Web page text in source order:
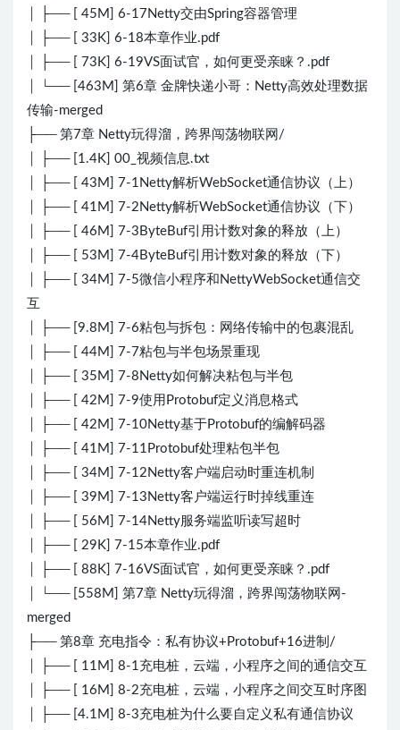
│ ├── [ 45M] 6-17Netty交由Spring容器管理
│ ├── [ 33K] 6-18本章作业.pdf
│ ├── [ 73K] 6-19VS面试官，如何更受亲睐？.pdf
│ └── [463M] 第6章 金牌快递小哥：Netty高效处理数据
传输-merged
├── 第7章 Netty玩得溜，跨界闯荡物联网/
│ ├── [1.4K] 00_视频信息.txt
│ ├── [ 43M] 7-1Netty解析WebSocket通信协议（上）
│ ├── [ 41M] 7-2Netty解析WebSocket通信协议（下）
│ ├── [ 46M] 7-3ByteBuf引用计数对象的释放（上）
│ ├── [ 53M] 7-4ByteBuf引用计数对象的释放（下）
│ ├── [ 34M] 7-5微信小程序和NettyWebSocket通信交
互
│ ├── [9.8M] 7-6粘包与拆包：网络传输中的包裹混乱
│ ├── [ 44M] 7-7粘包与半包场景重现
│ ├── [ 35M] 7-8Netty如何解决粘包与半包
│ ├── [ 42M] 7-9使用Protobuf定义消息格式
│ ├── [ 42M] 7-10Netty基于Protobuf的编解码器
│ ├── [ 41M] 7-11Protobuf处理粘包半包
│ ├── [ 34M] 7-12Netty客户端启动时重连机制
│ ├── [ 39M] 7-13Netty客户端运行时掉线重连
│ ├── [ 56M] 7-14Netty服务端监听读写超时
│ ├── [ 29K] 7-15本章作业.pdf
│ ├── [ 88K] 7-16VS面试官，如何更受亲睐？.pdf
│ └── [558M] 第7章 Netty玩得溜，跨界闯荡物联网-
merged
├── 第8章 充电指令：私有协议+Protobuf+16进制/
│ ├── [ 11M] 8-1充电桩，云端，小程序之间的通信交互
│ ├── [ 16M] 8-2充电桩，云端，小程序之间交互时序图
│ ├── [4.1M] 8-3充电桩为什么要自定义私有通信协议